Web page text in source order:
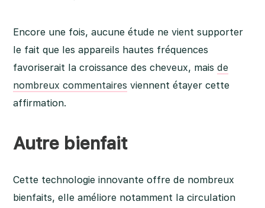
Encore une fois, aucune étude ne vient supporter
le fait que les appareils hautes fréquences
favoriserait la croissance des cheveux, maisde
nombreux commentaires viennent étayer cette
affirmation.
Autre bienfait
Cette technologie innovante offre de nombreux
bienfaits, elle améliore notamment la circulation